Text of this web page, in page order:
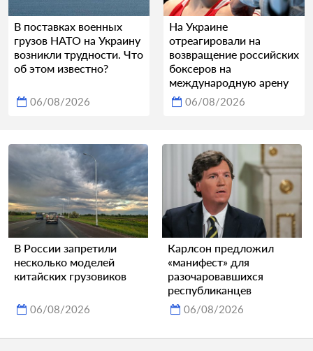
В поставках военных
грузов НАТО на Украину
возникли трудности. Что
об этом известно?
06/08/2026
На Украине
отреагировали на
возвращение российских
боксеров на
международную арену
06/08/2026
В России запретили
несколько моделей
китайских грузовиков
06/08/2026
Карлсон предложил
«манифест» для
разочаровавшихся
республиканцев
06/08/2026